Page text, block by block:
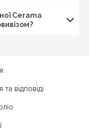
Cerama
та відповіді